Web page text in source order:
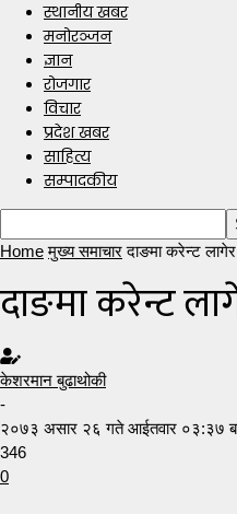
स्थानीय खबर
मनोरञ्जन
ज्ञान
रोजगार
विचार
प्रदेश खबर
साहित्य
सम्पादकीय
Home मुख्य समाचार दाङमा करेन्ट
दाङमा करेन्ट
केशरमान बुढाथोकी
-
२०७३ असार २६ गते आईतवार ०३:३७
346
0